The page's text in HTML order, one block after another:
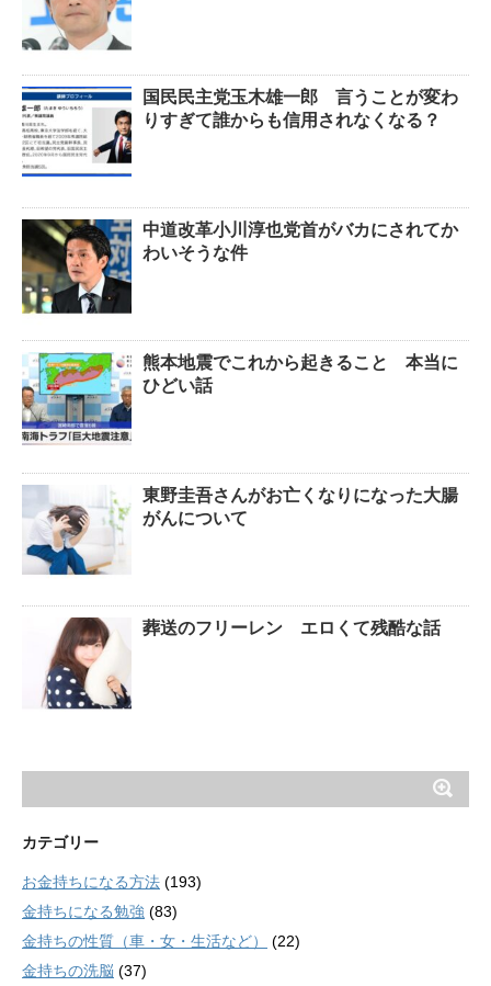
国民民主党玉木雄一郎 言うことが変わ
りすぎて誰からも信用されなくなる？
中道改革小川淳也党首がバカにされてか
わいそうな件
熊本地震でこれから起きること 本当に
ひどい話
東野圭吾さんがお亡くなりになった大腸
がんについて
葬送のフリーレン エロくて残酷な話
カテゴリー
お金持ちになる方法 (193)
金持ちになる勉強 (83)
金持ちの性質（車・女・生活など）
(22)
金持ちの洗脳 (37)